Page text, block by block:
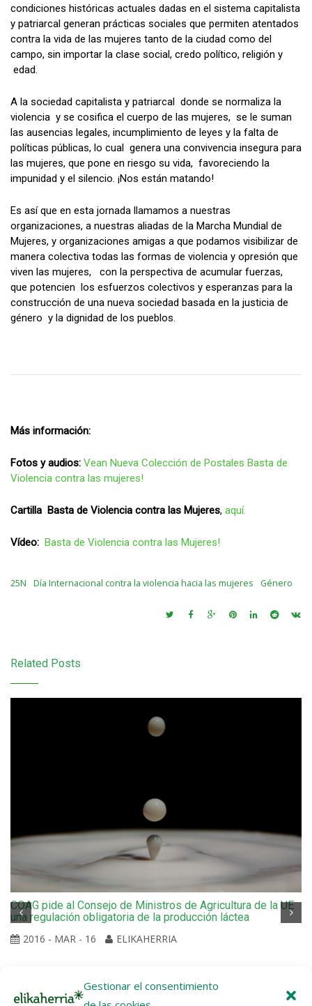
Gestionar el consentimiento
condiciones históricas actuales dadas en el sistema capitalista
y patriarcal generan prácticas sociales que permiten atentados
contra la vida de las mujeres tanto de la ciudad como del
campo, sin importar la clase social, credo político, religión y
edad.
A la sociedad capitalista y patriarcal donde se normaliza la
violencia y se cosifica el cuerpo de las mujeres, se le suman
las ausencias legales, incumplimiento de leyes y la falta de
políticas públicas, lo cual genera una convivencia insegura para
las mujeres, que pone en riesgo su vida, favoreciendo la
impunidad y el silencio. ¡Nos están matando!
Es así que en esta jornada llamamos a nuestras
organizaciones, a nuestras aliadas de la Marcha Mundial de
Mujeres, y organizaciones amigas a que podamos visibilizar de
manera colectiva todas las formas de violencia y opresión que
viven las mujeres, con la perspectiva de acumular fuerzas,
que potencien los esfuerzos colectivos y esperanzas para la
construcción de una nueva sociedad basada en la justicia de
género y la dignidad de los pueblos.
Más información:
Fotos y audios: Vean Nueva Colección de Postales Basta de
Violencia contra las mujeres!
Cartilla Basta de Violencia contra las Mujeres, aquí.
Vídeo: Basta de Violencia contra las Mujeres!
25N Día Internacional contra la violencia hacia las mujeres Género
Related Posts
COAG pide al Consejo de Ministros de Agricultura de la UE
una regulación obligatoria de la producción láctea
2016 - MAR - 16
ELIKAHERRIA